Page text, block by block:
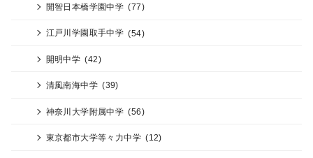
開智日本橋学園中学 (77)
江戸川学園取手中学 (54)
開明中学 (42)
清風南海中学 (39)
神奈川大学附属中学 (56)
東京都市大学等々力中学 (12)